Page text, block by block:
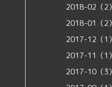
2018-02（2）
2018-01（2）
2017-12（1）
2017-11（1）
2017-10（3）